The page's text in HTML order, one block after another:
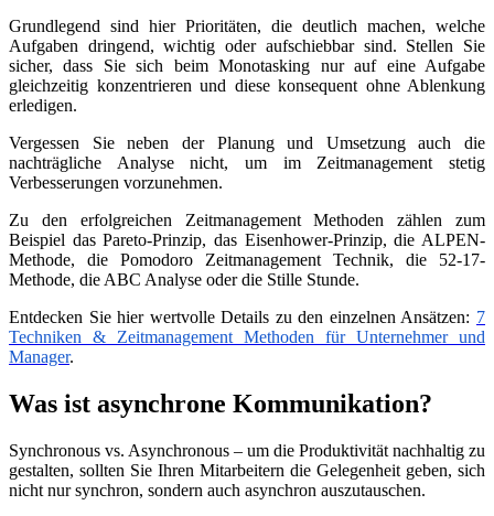
Grundlegend sind hier Prioritäten, die deutlich machen, welche
Aufgaben dringend, wichtig oder aufschiebbar sind. Stellen Sie
sicher, dass Sie sich beim Monotasking nur auf eine Aufgabe
gleichzeitig konzentrieren und diese konsequent ohne Ablenkung
erledigen.
Vergessen Sie neben der Planung und Umsetzung auch die
nachträgliche Analyse nicht, um im Zeitmanagement stetig
Verbesserungen vorzunehmen.
Zu den erfolgreichen Zeitmanagement Methoden zählen zum
Beispiel das Pareto-Prinzip, das Eisenhower-Prinzip, die ALPEN-
Methode, die Pomodoro Zeitmanagement Technik, die 52-17-
Methode, die ABC Analyse oder die Stille Stunde.
Entdecken Sie hier wertvolle Details zu den einzelnen Ansätzen: 7
Techniken & Zeitmanagement Methoden für Unternehmer und
Manager.
Was ist asynchrone Kommunikation?
Synchronous vs. Asynchronous – um die Produktivität nachhaltig zu
gestalten, sollten Sie Ihren Mitarbeitern die Gelegenheit geben, sich
nicht nur synchron, sondern auch asynchron auszutauschen.